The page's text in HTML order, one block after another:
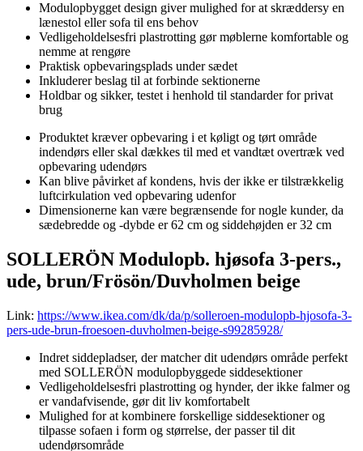
Modulopbygget design giver mulighed for at skræddersy en
lænestol eller sofa til ens behov
Vedligeholdelsesfri plastrotting gør møblerne komfortable og
nemme at rengøre
Praktisk opbevaringsplads under sædet
Inkluderer beslag til at forbinde sektionerne
Holdbar og sikker, testet i henhold til standarder for privat
brug
Produktet kræver opbevaring i et køligt og tørt område
indendørs eller skal dækkes til med et vandtæt overtræk ved
opbevaring udendørs
Kan blive påvirket af kondens, hvis der ikke er tilstrækkelig
luftcirkulation ved opbevaring udenfor
Dimensionerne kan være begrænsende for nogle kunder, da
sædebredde og -dybde er 62 cm og siddehøjden er 32 cm
SOLLERÖN Modulopb. hjøsofa 3-pers.,
ude, brun/Frösön/Duvholmen beige
Link: https://www.ikea.com/dk/da/p/solleroen-modulopb-hjosofa-3-
pers-ude-brun-froesoen-duvholmen-beige-s99285928/
Indret siddepladser, der matcher dit udendørs område perfekt
med SOLLERÖN modulopbyggede siddesektioner
Vedligeholdelsesfri plastrotting og hynder, der ikke falmer og
er vandafvisende, gør dit liv komfortabelt
Mulighed for at kombinere forskellige siddesektioner og
tilpasse sofaen i form og størrelse, der passer til dit
udendørsområde